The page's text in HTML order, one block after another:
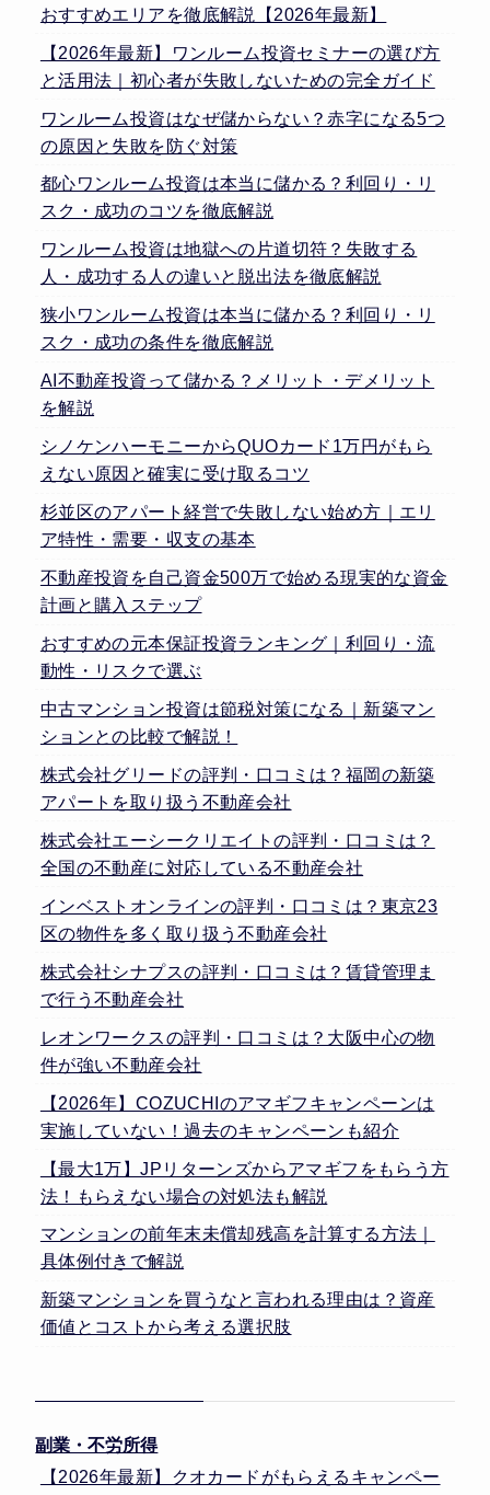
おすすめエリアを徹底解説【2026年最新】
【2026年最新】ワンルーム投資セミナーの選び方
と活用法｜初心者が失敗しないための完全ガイド
ワンルーム投資はなぜ儲からない？赤字になる5つ
の原因と失敗を防ぐ対策
都心ワンルーム投資は本当に儲かる？利回り・リ
スク・成功のコツを徹底解説
ワンルーム投資は地獄への片道切符？失敗する
人・成功する人の違いと脱出法を徹底解説
狭小ワンルーム投資は本当に儲かる？利回り・リ
スク・成功の条件を徹底解説
AI不動産投資って儲かる？メリット・デメリット
を解説
シノケンハーモニーからQUOカード1万円がもら
えない原因と確実に受け取るコツ
杉並区のアパート経営で失敗しない始め方｜エリ
ア特性・需要・収支の基本
不動産投資を自己資金500万で始める現実的な資金
計画と購入ステップ
おすすめの元本保証投資ランキング｜利回り・流
動性・リスクで選ぶ
中古マンション投資は節税対策になる｜新築マン
ションとの比較で解説！
株式会社グリードの評判・口コミは？福岡の新築
アパートを取り扱う不動産会社
株式会社エーシークリエイトの評判・口コミは？
全国の不動産に対応している不動産会社
インベストオンラインの評判・口コミは？東京23
区の物件を多く取り扱う不動産会社
株式会社シナプスの評判・口コミは？賃貸管理ま
で行う不動産会社
レオンワークスの評判・口コミは？大阪中心の物
件が強い不動産会社
【2026年】COZUCHIのアマギフキャンペーンは
実施していない！過去のキャンペーンも紹介
【最大1万】JPリターンズからアマギフをもらう方
法！もらえない場合の対処法も解説
マンションの前年末未償却残高を計算する方法｜
具体例付きで解説
新築マンションを買うなと言われる理由は？資産
価値とコストから考える選択肢
副業・不労所得
【2026年最新】クオカードがもらえるキャンペー